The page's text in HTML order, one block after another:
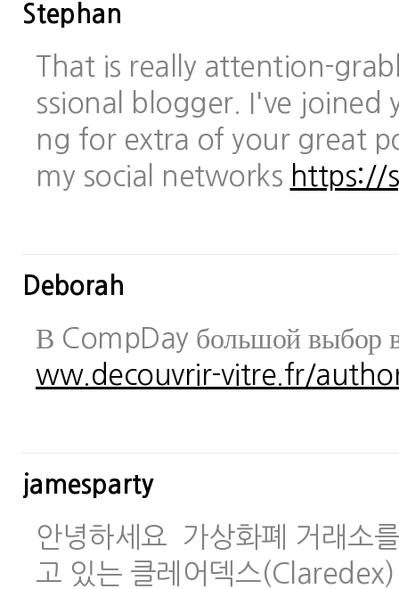
Stephan
That is really attention-
ssional blogger. I've joined
ng for extra of your great
my social networks https://
Deborah
В CompDay большой выбор
ww.decouvrir-vitre.fr/
jamesparty
안녕하세요 가상화폐 거래소
고 있는 클레어덱스